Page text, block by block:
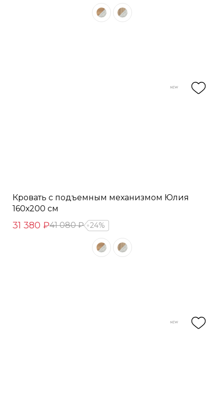
Кровать с подъемным механизмом Юлия
160х200 см
31 380 ₽41 080 ₽ 24%